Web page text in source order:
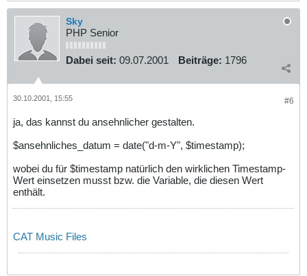
Sky
PHP Senior
Dabei seit: 09.07.2001 Beiträge: 1796
#6
30.10.2001, 15:55
ja, das kannst du ansehnlicher gestalten.
$ansehnliches_datum = date("d-m-Y", $timestamp);
wobei du für $timestamp natürlich den wirklichen Timestamp-
Wert einsetzen musst bzw. die Variable, die diesen Wert
enthält.
CAT Music Files